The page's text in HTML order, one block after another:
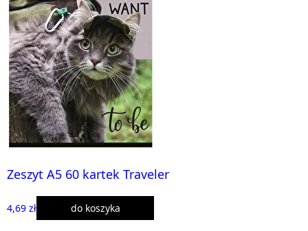
Zeszyt A5 60 kartek Traveler
4,69 zł do koszyka